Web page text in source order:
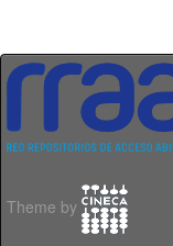
Theme by